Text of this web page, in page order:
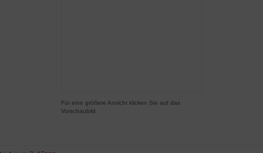
Für eine größere Ansicht klicken Sie auf das
Vorschaubild